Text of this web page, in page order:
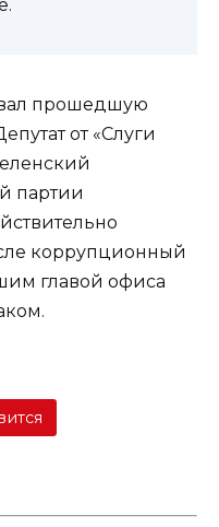
прошедшую
от «Слуги
партии
коррупционный
главой офиса